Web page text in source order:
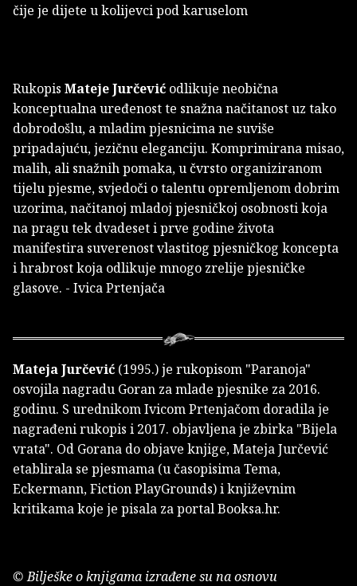
čije je dijete u kolijevci pod karuselom
Rukopis Mateje Jurčević odlikuje neobična
konceptualna uređenost te snažna načitanost uz tako
dobrodošlu, a mladim pjesnicima ne suviše
pripadajuću, jezičnu eleganciju. Komprimirana misao,
malih, ali snažnih pomaka, u čvrsto organiziranom
tijelu pjesme, svjedoči o talentu opremljenom dobrim
uzorima, načitanoj mladoj pjesničkoj osobnosti koja
na pragu tek dvadeset i prve godine života
manifestira suverenost vlastitog pjesničkog koncepta
i hrabrost koja odlikuje mnogo zrelije pjesničke
glasove. - Ivica Prtenjača
Mateja Jurčević (1995.) je rukopisom "Paranoja"
osvojila nagradu Goran za mlade pjesnike za 2016.
godinu. S urednikom Ivicom Prtenjačom doradila je
nagrađeni rukopis i 2017. objavljena je zbirka "Bijela
vrata". Od Gorana do objave knjige, Mateja Jurčević
etablirala se pjesmama (u časopisima Tema,
Eckermann, Fiction PlayGrounds) i književnim
kritikama koje je pisala za portal Booksa.hr.
© Bilješke o knjigama izrađene su na osnovu